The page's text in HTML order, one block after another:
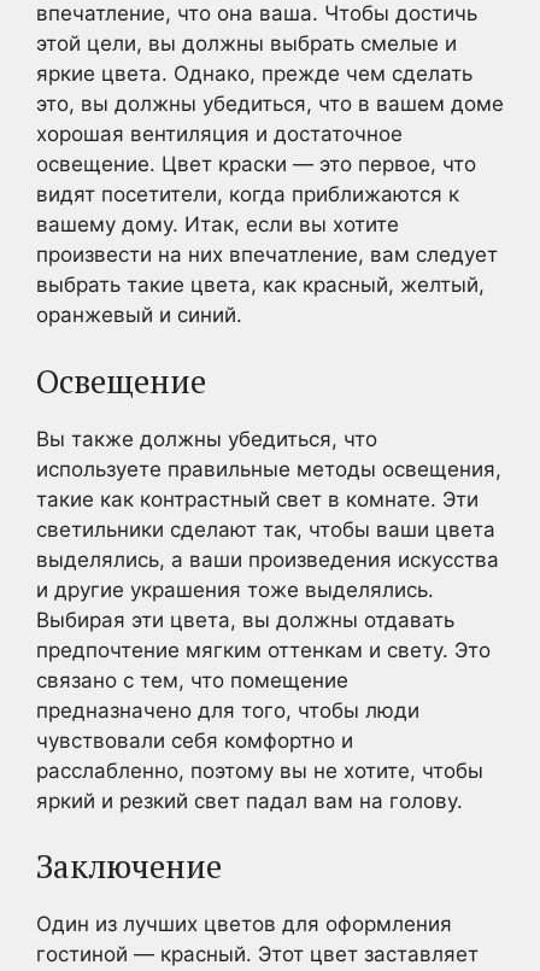
впечатление, что она ваша. Чтобы достичь
этой цели, вы должны выбрать смелые и
яркие цвета. Однако, прежде чем сделать
это, вы должны убедиться, что в вашем доме
хорошая вентиляция и достаточное
освещение. Цвет краски — это первое, что
видят посетители, когда приближаются к
вашему дому. Итак, если вы хотите
произвести на них впечатление, вам следует
выбрать такие цвета, как красный, желтый,
оранжевый и синий.
Освещение
Вы также должны убедиться, что
используете правильные методы освещения,
такие как контрастный свет в комнате. Эти
светильники сделают так, чтобы ваши цвета
выделялись, а ваши произведения искусства
и другие украшения тоже выделялись.
Выбирая эти цвета, вы должны отдавать
предпочтение мягким оттенкам и свету. Это
связано с тем, что помещение
предназначено для того, чтобы люди
чувствовали себя комфортно и
расслабленно, поэтому вы не хотите, чтобы
яркий и резкий свет падал вам на голову.
Заключение
Один из лучших цветов для оформления
гостиной — красный. Этот цвет заставляет